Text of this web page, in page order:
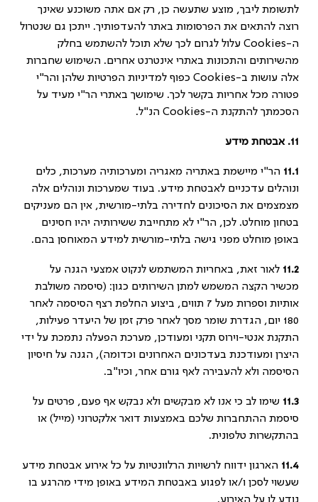
לתשומת ליבך, מוצע שתעשה כן, רק אם אתה משוכנע שאינך
רוצה להתאים את הפרסומות באתר להעדפותיך. ייתכן גם שנטרול
ה-Cookies עלול לגרום לכך שלא תוכל להשתמש בחלק
מהשירותים והתכונות באתרי אינטרנט אחרים. השימוש שחברות
אלה עושות ב-Cookies כפוף למדיניות הפרטיות שלהן והר"י
פטורה מכל אחריות בקשר לכך. שימושך באתרי הר"י מעיד על
הסכמתך להתקנת ה-Cookies הנ"ל.
11. אבטחת מידע
11.1 הר"י מיישמת באתריה מאגריה ומערכותיה מערכות, כלים
ונוהלים עדכניים לאבטחת מידע. בעוד שמערכות ונוהלים אלה
מצמצמים את הסיכונים לחדירה בלתי-מורשית, אין הם מעניקים
בטחון מוחלט. לכן, הר"י לא מתחייבת ששירותיה יהיו חסינים
באופן מוחלט מפני גישה בלתי-מורשית למידע המאוחסן בהם.
11.2 לאור זאת, באחריות המשתמש לנקוט אמצעי הגנה על
מכשיר הקצה המשמש למתן השירותים כגון: (סיסמה משולבת
אותיות וספרות מעל 7 תווים, ביצוע החלפת רצף הסיסמה לאחר
180 יום, הגדרת שומר מסך לאחר פרק זמן של היעדר פעילות,
התקנת אנטי-וירוס תקני ומעודכן, מערכת הפעלה נתמכת על ידי
היצרן ומעודכנת בעדכונים האחרונים וכדומה), הגנה על חיסיון
הסיסמה ולא להעבירה לאף גורם אחר, וכיו"ב.
11.3 שימו לב כי אנו לא מבקשים ולא נבקש אף פעם, פרטים על
סיסמת ההתחברות שלכם באמצעות דואר אלקטרוני (מייל) או
בהתקשרות טלפונית.
11.4 הארגון ידווח לרשויות הרלוונטיות על כל אירוע אבטחת מידע
שעשוי לסכן ו/או לפגוע באבטחת המידע באופן מידי מהרגע בו